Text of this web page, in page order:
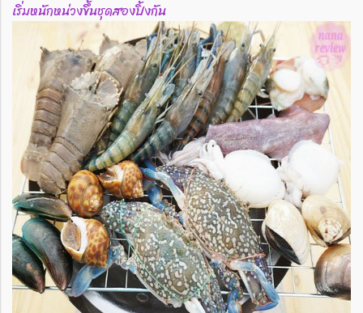
เริ่มหนักหน่วงขึ้นชุดสองปิ้งกัน